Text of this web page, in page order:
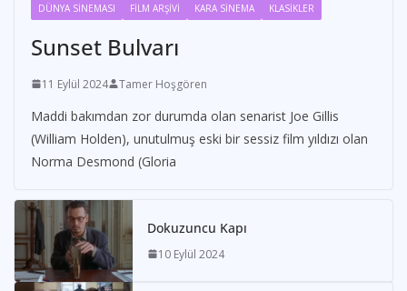
DÜNYA SİNEMASI FİLM ARŞİVİ KARA SİNEMA KLASİKLER
Sunset Bulvarı
11 Eylül 2024 Tamer Hoşgören
Maddi bakımdan zor durumda olan senarist Joe Gillis
(William Holden), unutulmuş eski bir sessiz film yıldızı olan
Norma Desmond (Gloria
Dokuzuncu Kapı
10 Eylül 2024